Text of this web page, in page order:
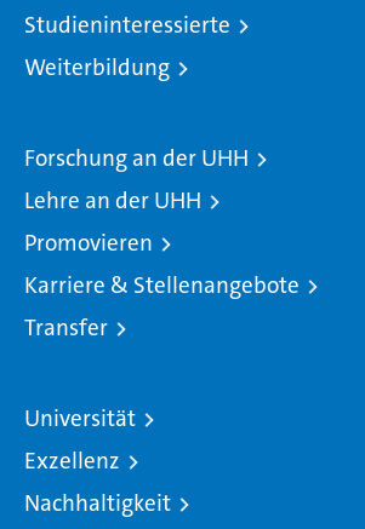
Studieninteressierte
Weiterbildung
Forschung an der UHH
Lehre an der UHH
Promovieren
Karriere & Stellenangebote
Transfer
Universität
Exzellenz
Nachhaltigkeit